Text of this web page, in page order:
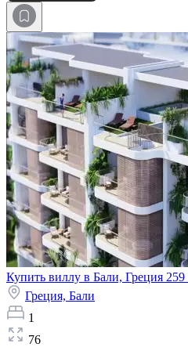
Купить виллу в Бали, Греция 259
Греция, Бали
1
76